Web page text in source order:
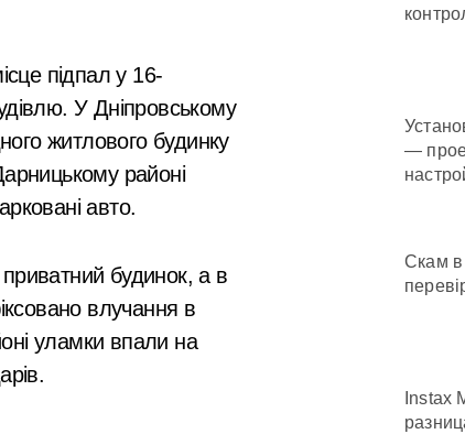
устаткування
пожежу
речовин та їхнє фасування для продажу
біля «Золотого пляжу»
роботи дистанційного формату
Києва висунула підозру посадовцю Державної
підпал у 16-
У Дніпровському
житлового будинку
районі
авто.
будинок, а в
влучання в
уламки впали на
—
Скам в
Instax